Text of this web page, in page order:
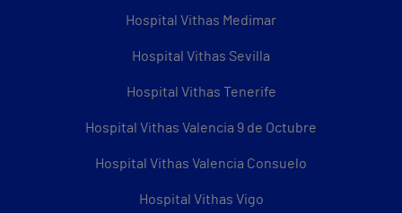
Hospital Vithas Medimar
Hospital Vithas Sevilla
Hospital Vithas Tenerife
Hospital Vithas Valencia 9 de Octubre
Hospital Vithas Valencia Consuelo
Hospital Vithas Vigo